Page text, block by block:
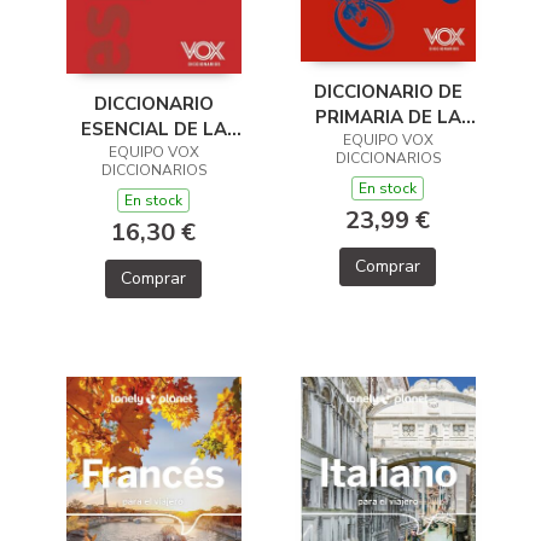
DICCIONARIO
ESENCIAL DE LA
LENGUA ESPAÑOLA
EQUIPO VOX
DICCIONARIOS
En stock
16,30 €
Comprar
DICCIONARIO DE
PRIMARIA DE LA
LENGUA ESPAÑOLA
EQUIPO VOX
DICCIONARIOS
En stock
23,99 €
Comprar